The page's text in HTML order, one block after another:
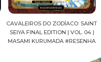
CAVALEIROS DO ZODÍACO: SAINT
SEIYA FINAL EDITION | VOL. 04 |
MASAMI KURUMADA #RESENHA